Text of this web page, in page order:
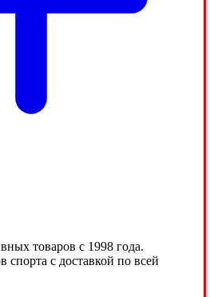
товаров с 1998 года.
с доставкой по всей